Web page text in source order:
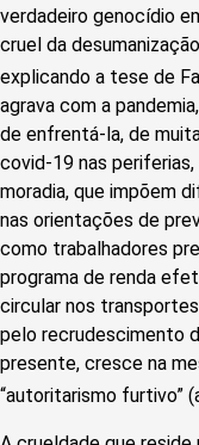
verdadeiro genocídio
cruel da
explicando a tese de
agrava com a
de enfrentá-la, de
covid-19 nas
moradia, que impõem
nas orientações de
como trabalhadores
programa de renda
circular nos
pelo recrudescimento
presente, cresce na
“autoritarismo furtivo”